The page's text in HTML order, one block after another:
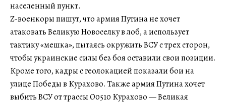
населенный пункт.
Z-военкоры пишут, что армия Путина не хочет
атаковать Великую Новоселку в лоб, а использует
тактику «мешка», пытаясь окружить ВСУ с трех сторон,
чтобы украинские силы без боя оставили свои позиции.
Кроме того, кадры с геолокацией показали бои на
улице Победы в Курахово. Также армия Путина хочет
выбить ВСУ от трассы О0510 Курахово — Великая